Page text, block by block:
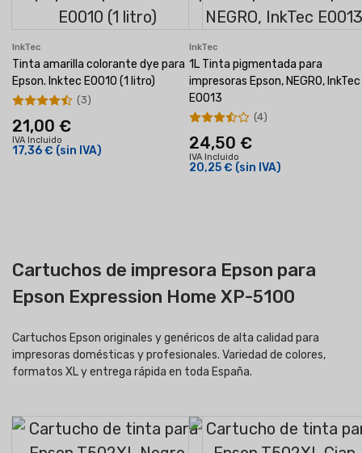
InkTec
Tinta amarilla colorante dye para
Epson. Inktec E0010 (1 litro)
21,00 €
IVA Incluido
17,36 € (sin IVA)
(3)
InkTec
1L Tinta pigmentada para
impresoras Epson, NEGRO, InkTec
E0013
24,50 €
IVA Incluido
20,25 € (sin IVA)
(4)
Cartuchos de impresora Epson para
Epson Expression Home XP-5100
Cartuchos Epson originales y genéricos de alta calidad para
impresoras domésticas y profesionales. Variedad de colores,
formatos XL y entrega rápida en toda España.